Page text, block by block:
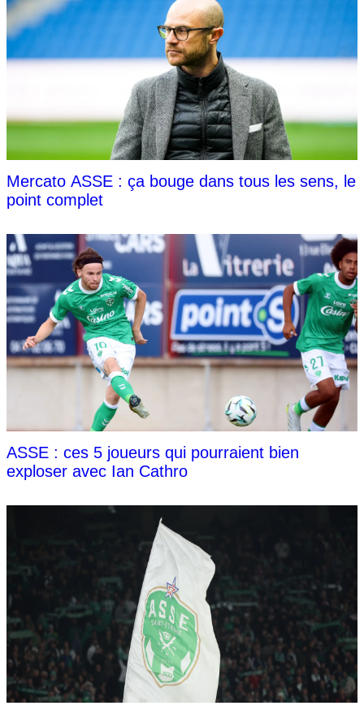
Mercato ASSE : ça bouge dans tous les sens, le
point complet
ASSE : ces 5 joueurs qui pourraient bien
exploser avec Ian Cathro